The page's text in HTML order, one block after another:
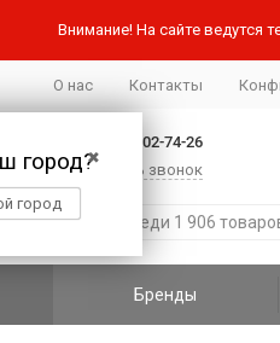
Внимание! На сайте ведутся
✖
город?
город
О нас Контакты
+7 (812) 502-74-26
Заказать звонок
Бренды